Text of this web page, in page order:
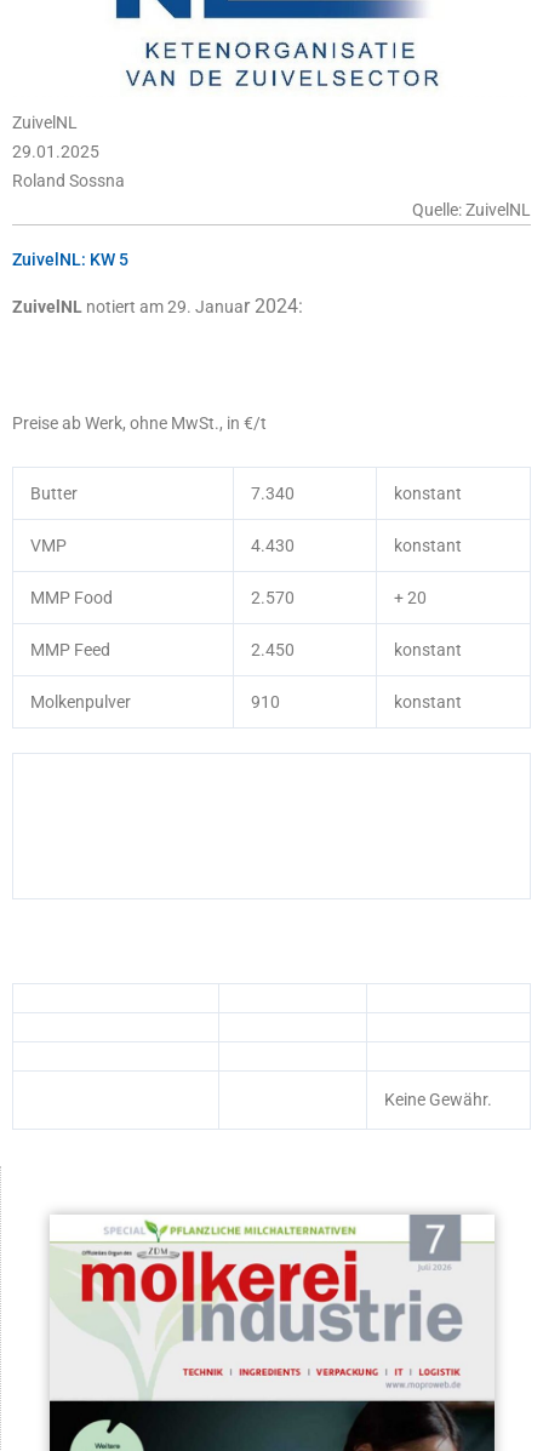
ZuivelNL
29.01.2025
Roland Sossna
Quelle: ZuivelNL
ZuivelNL: KW 5
ZuivelNL notiert am 29. Januar 2024:
Preise ab Werk, ohne MwSt., in €/t
Butter 7.340 konstant
VMP 4.430 konstant
MMP Food 2.570 + 20
MMP Feed 2.450 konstant
Molkenpulver 910 konstant
Keine Gewähr.